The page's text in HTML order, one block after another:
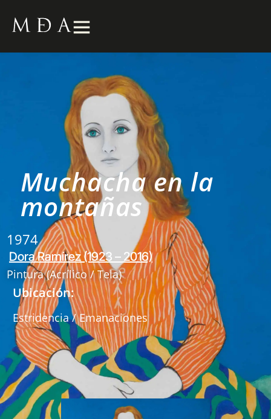
Muchacha en la
montañas
1974
Dora Ramírez (1923 – 2016)
Pintura (Acrílico / Tela)
Ubicación:
Estridencia / Emanaciones